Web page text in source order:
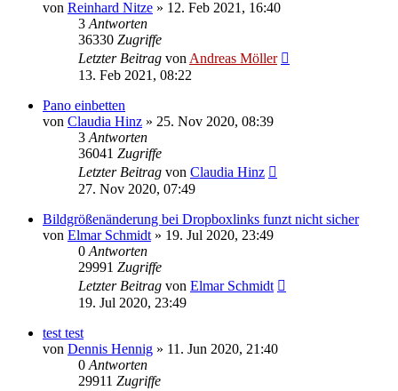
von Reinhard Nitze » 12. Feb 2021, 16:40
3 Antworten
36330 Zugriffe
Letzter Beitrag von Andreas Möller
13. Feb 2021, 08:22
Pano einbetten
von Claudia Hinz » 25. Nov 2020, 08:39
3 Antworten
36041 Zugriffe
Letzter Beitrag von Claudia Hinz
27. Nov 2020, 07:49
Bildgrößenänderung bei Dropboxlinks funzt nicht sicher
von Elmar Schmidt » 19. Jul 2020, 23:49
0 Antworten
29991 Zugriffe
Letzter Beitrag von Elmar Schmidt
19. Jul 2020, 23:49
test test
von Dennis Hennig » 11. Jun 2020, 21:40
0 Antworten
29911 Zugriffe